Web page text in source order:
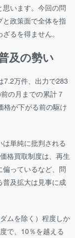
います。今回の問
と政策面で全体を指
るを得ません。
及の勢い
7.2万件、出力で283
の月までの累計７
格が下がる前の駆け
単純に批判される
格買取制度は、再生
っているなど、問
普及拡大は見事に成
ムを除く）程度しか
で、10％を越える